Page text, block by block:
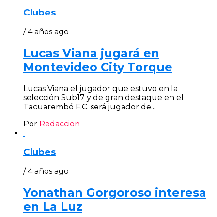
Clubes
/ 4 años ago
Lucas Viana jugará en
Montevideo City Torque
Lucas Viana el jugador que estuvo en la
selección Sub17 y de gran destaque en el
Tacuarembó F.C. será jugador de...
Por Redaccion
Clubes
/ 4 años ago
Yonathan Gorgoroso interesa
en La Luz